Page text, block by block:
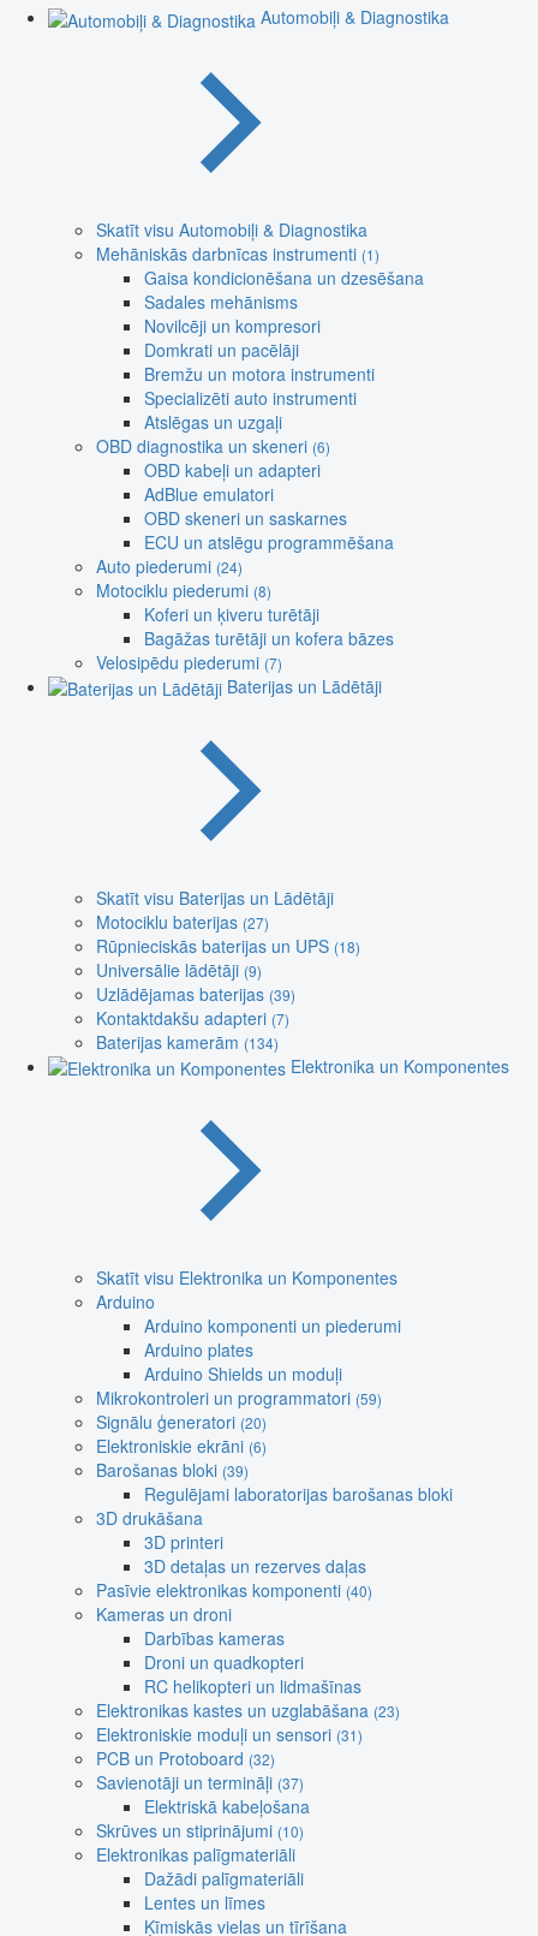
Automobiļi & Diagnostika
Skatīt visu Automobiļi & Diagnostika
Mehāniskās darbnīcas instrumenti (1)
Gaisa kondicionēšana un dzesēšana
Sadales mehānisms
Novilcēji un kompresori
Domkrati un pacēlāji
Bremžu un motora instrumenti
Specializēti auto instrumenti
Atslēgas un uzgaļi
OBD diagnostika un skeneri (6)
OBD kabeļi un adapteri
AdBlue emulatori
OBD skeneri un saskarnes
ECU un atslēgu programmēšana
Auto piederumi (24)
Motociklu piederumi (8)
Koferi un ķiveru turētāji
Bagāžas turētāji un kofera bāzes
Velosipēdu piederumi (7)
Baterijas un Lādētāji
Skatīt visu Baterijas un Lādētāji
Motociklu baterijas (27)
Rūpnieciskās baterijas un UPS (18)
Universālie lādētāji (9)
Uzlādējamas baterijas (39)
Kontaktdakšu adapteri (7)
Baterijas kamerām (134)
Elektronika un Komponentes
Skatīt visu Elektronika un Komponentes
Arduino
Arduino komponenti un piederumi
Arduino plates
Arduino Shields un moduļi
Mikrokontroleri un programmatori (59)
Signālu ģeneratori (20)
Elektroniskie ekrāni (6)
Barošanas bloki (39)
Regulējami laboratorijas barošanas bloki
3D drukāšana
3D printeri
3D detaļas un rezerves daļas
Pasīvie elektronikas komponenti (40)
Kameras un droni
Darbības kameras
Droni un quadkopteri
RC helikopteri un lidmašīnas
Elektronikas kastes un uzglabāšana (23)
Elektroniskie moduļi un sensori (31)
PCB un Protoboard (32)
Savienotāji un termināļi (37)
Elektriskā kabeļošana
Skrūves un stiprinājumi (10)
Elektronikas palīgmateriāli
Dažādi palīgmateriāli
Lentes un līmes
Ķīmiskās vielas un tīrīšana